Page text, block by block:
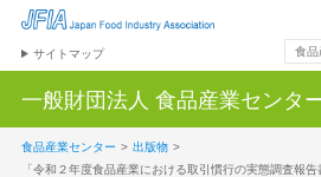
サイトマップ
一般財団法人 食品産業センタ
食品産業センター > 出版物 >
「令和２年度食品産業における取引慣行の実態調査報